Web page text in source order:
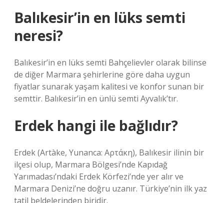
Balıkesir’in en lüks semti
neresi?
Balıkesir’in en lüks semti Bahçelievler olarak bilinse
de diğer Marmara şehirlerine göre daha uygun
fiyatlar sunarak yaşam kalitesi ve konfor sunan bir
semttir. Balıkesir’in en ünlü semti Ayvalık’tır.
Erdek hangi ile bağlıdır?
Erdek (Artàke, Yunanca: Αρτάκη), Balıkesir ilinin bir
ilçesi olup, Marmara Bölgesi’nde Kapıdağ
Yarımadası’ndaki Erdek Körfezi’nde yer alır ve
Marmara Denizi’ne doğru uzanır. Türkiye’nin ilk yaz
tatil beldelerinden biridir.